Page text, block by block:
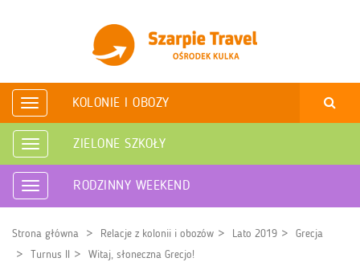
Rozwiń
nawigację
KOLONIE I OBOZY
Rozwiń
nawigację
ZIELONE SZKOŁY
Rozwiń
nawigację
RODZINNY WEEKEND
Strona główna Relacje z kolonii i obozów Lato 2019
Grecja
Turnus II
Witaj, słoneczna Grecjo!